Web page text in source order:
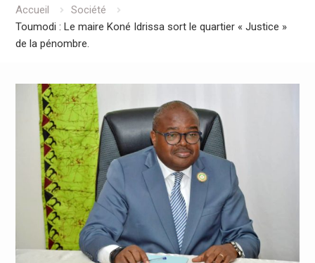
Accueil
Société
Toumodi : Le maire Koné Idrissa sort le quartier « Justice »
de la pénombre.